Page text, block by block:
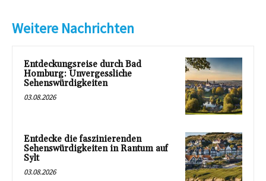
Weitere Nachrichten
Entdeckungsreise durch Bad
Homburg: Unvergessliche
Sehenswürdigkeiten
03.08.2026
Entdecke die faszinierenden
Sehenswürdigkeiten in Rantum auf
Sylt
03.08.2026